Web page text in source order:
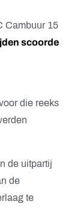
Cambuur 15
scoorde
die reeks
de uitpartij
de
te